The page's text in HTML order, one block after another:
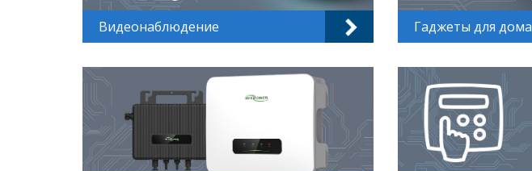
Видеонаблюдение Гаджеты для дома